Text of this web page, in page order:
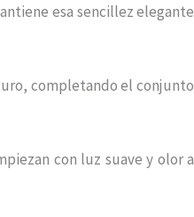
esa sencillez elegante
completando el conjunto
con luz suave y olor a